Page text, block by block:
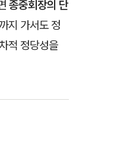
종중회장의 단
지 가서도 정
적 정당성을